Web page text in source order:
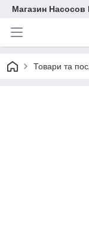
Магазин Насосов
Товари та